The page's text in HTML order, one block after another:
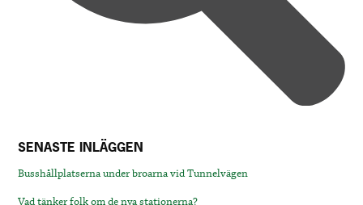
SENASTE INLÄGGEN
Busshållplatserna under broarna vid Tunnelvägen
Vad tänker folk om de nya stationerna?